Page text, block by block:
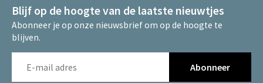
Blijf op de hoogte van de laatste nieuwtjes
Abonneer je op onze nieuwsbrief om op de hoogte te
blijven.
Abonneer